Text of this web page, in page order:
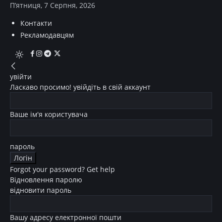
П’ятниця, 7 Серпня, 2026
Контакти
Рекламодавцям
увійти
Ласкаво просимо! увійдіть в свій аккаунт
Ваше ім'я користувача
пароль
Forgot your password? Get help
Відновлення паролю
відновити пароль
Вашу адресу електронної пошти